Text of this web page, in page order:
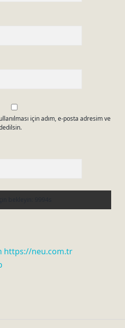
için adım, e-posta adresim ve
https://neu.com.tr